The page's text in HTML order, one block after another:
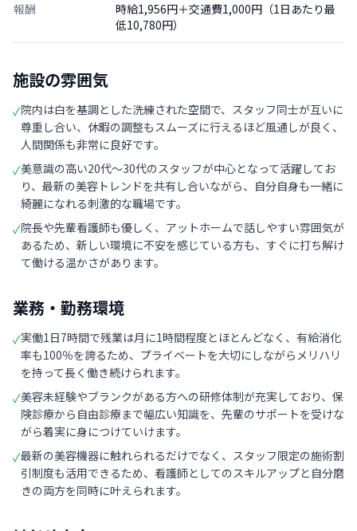
報酬
時給1,956円＋交通費1,000円（1日あたり最
低10,780円）
施設の雰囲気
✓院内は白を基調とした洗練された空間で、スタッフ同士が互いに
尊重し合い、休暇の調整もスムーズに行えるほど風通しが良く、
人間関係も非常に良好です。
✓美意識の高い20代〜30代のスタッフが中心となって活躍してお
り、最新の美容トレンドを共有し合いながら、自分自身も一緒に
綺麗になれる刺激的な職場です。
✓院長や先輩看護師も優しく、アットホームで話しやすい雰囲気が
あるため、新しい環境に不安を感じている方も、すぐに打ち解け
て働ける温かさがあります。
業務・勤務環境
✓実働1日7時間で残業は月に1時間程度とほとんどなく、有給消化
率も100％を誇るため、プライベートを大切にしながらメリハリ
を持って長く働き続けられます。
✓美容未経験やブランクがある方への研修体制が充実しており、保
険診療から自由診療まで幅広い知識を、先輩のサポートを受けな
がら着実に身につけていけます。
✓最新の美容機器に触れられるだけでなく、スタッフ限定の施術割
引制度も活用できるため、看護師としてのスキルアップと自分磨
きの両方を同時に叶えられます。